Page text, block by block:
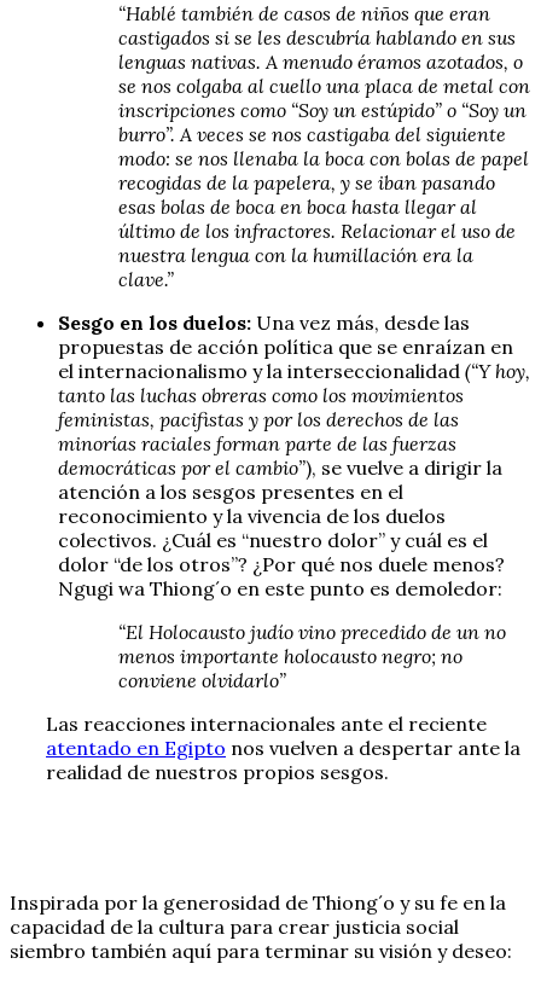
“Hablé también de casos de niños que eran
castigados si se les descubría hablando en sus
lenguas nativas. A menudo éramos azotados, o
se nos colgaba al cuello una placa de metal con
inscripciones como “Soy un estúpido” o “Soy un
burro”. A veces se nos castigaba del siguiente
modo: se nos llenaba la boca con bolas de papel
recogidas de la papelera, y se iban pasando
esas bolas de boca en boca hasta llegar al
último de los infractores. Relacionar el uso de
nuestra lengua con la humillación era la
clave.”
Sesgo en los duelos: Una vez más, desde las
propuestas de acción política que se enraízan en
el internacionalismo y la interseccionalidad (“Y hoy,
tanto las luchas obreras como los movimientos
feministas, pacifistas y por los derechos de las
minorías raciales forman parte de las fuerzas
democráticas por el cambio”), se vuelve a dirigir la
atención a los sesgos presentes en el
reconocimiento y la vivencia de los duelos
colectivos. ¿Cuál es “nuestro dolor” y cuál es el
dolor “de los otros”? ¿Por qué nos duele menos?
Ngugi wa Thiong´o en este punto es demoledor:
“El Holocausto judío vino precedido de un no
menos importante holocausto negro; no
conviene olvidarlo”
Las reacciones internacionales ante el reciente
atentado en Egipto nos vuelven a despertar ante la
realidad de nuestros propios sesgos.
Inspirada por la generosidad de Thiong´o y su fe en la
capacidad de la cultura para crear justicia social
siembro también aquí para terminar su visión y deseo: